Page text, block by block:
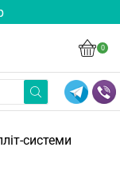
0
системи